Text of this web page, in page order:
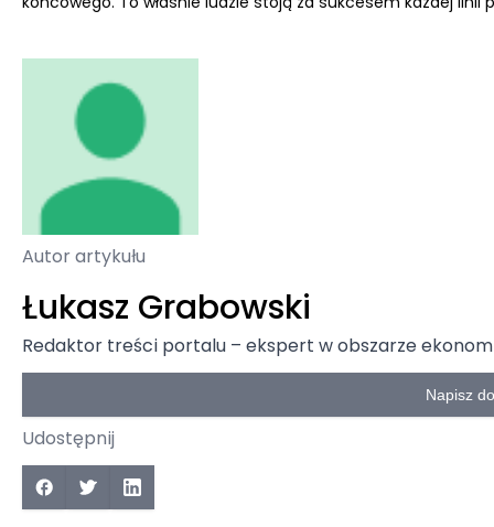
Autor artykułu
Łukasz Grabowski
Redaktor treści portalu – ekspert w obszarze
Napisz
Udostępnij